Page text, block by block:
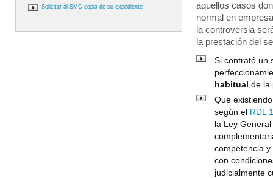
Solicitar al SMC copia de su expediente
aquellos casos
normal en
la controversia
la prestación del
Si contrató un
habitual de la
Que
según el RDL
la Ley
competencia
con
judicialmente